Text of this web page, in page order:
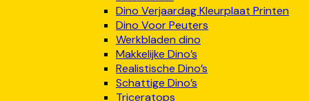
Dino Verjaardag Kleurplaat Printen
Dino Voor Peuters
Werkbladen dino
Makkelijke Dino’s
Realistische Dino’s
Schattige Dino’s
Triceratops